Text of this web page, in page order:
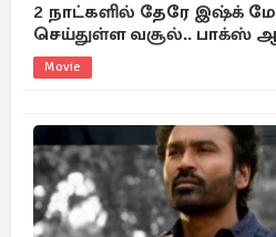
2 நாட்களில் தேரே இஷ்க்
செய்துள்ள வசூல்.. பாக்ஸ்
Movie